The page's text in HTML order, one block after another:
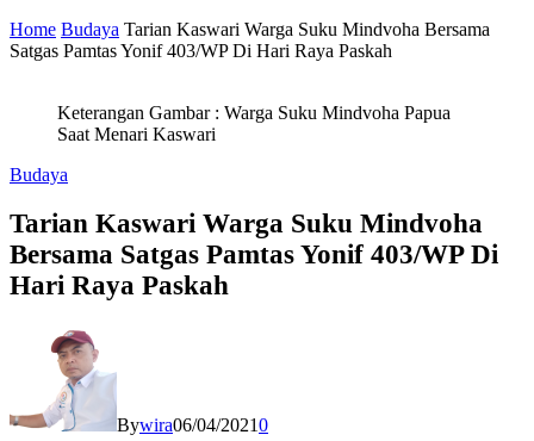
Home Budaya Tarian Kaswari Warga Suku Mindvoha Bersama
Satgas Pamtas Yonif 403/WP Di Hari Raya Paskah
Keterangan Gambar : Warga Suku Mindvoha Papua
Saat Menari Kaswari
Budaya
Tarian Kaswari Warga Suku Mindvoha
Bersama Satgas Pamtas Yonif 403/WP Di
Hari Raya Paskah
Bywira06/04/20210